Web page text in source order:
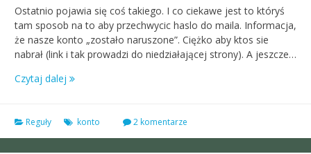
Ostatnio pojawia się coś takiego. I co ciekawe jest to któryś
tam sposob na to aby przechwycic haslo do maila. Informacja,
że nasze konto „zostało naruszone”. Ciężko aby ktos sie
nabrał (link i tak prowadzi do niedziałającej strony). A jeszcze…
Czytaj dalej
Reguły konto 2 komentarze